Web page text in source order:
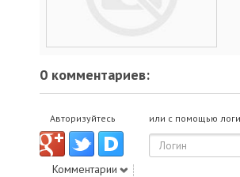
0 комментариев:
Авторизуйтесь или с помощью
Комментарии